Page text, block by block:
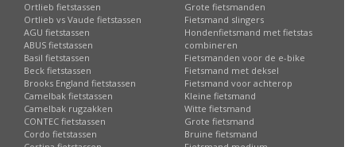
Ortlieb fietstassen
Ortlieb vs Vaude fietstassen
AGU fietstassen
ABUS fietstassen
Basil fietstassen
Beck fietstassen
Brooks England fietstassen
Camelbak fietstassen
Camelbak rugzakken
CONTEC fietstassen
Cordo fietstassen
Grote fietsmanden
Fietsmand slingers
Hondenfietsmand met fietstas
combineren
Fietsmanden voor de e-bike
Fietsmand met deksel
Fietsmand voor achterop
Kleine fietsmand
Witte fietsmand
Grote fietsmand
Bruine fietsmand